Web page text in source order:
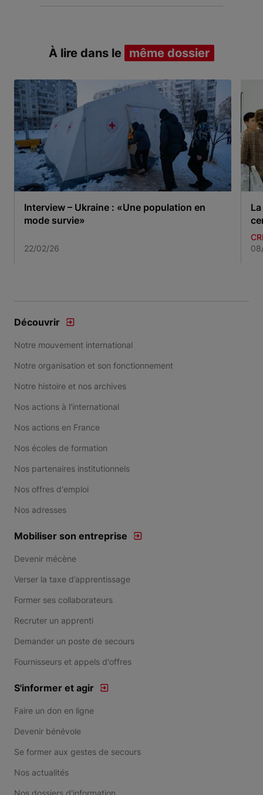
À lire dans le même dossier
Interview – Ukraine : «Une population en
mode survie»
22/02/26
Découvrir
Notre mouvement international
Notre organisation et son fonctionnement
Notre histoire et nos archives
Nos actions à l'international
Nos actions en France
Nos écoles de formation
Nos partenaires institutionnels
Nos offres d'emploi
Nos adresses
Mobiliser son entreprise
Devenir mécène
Verser la taxe d’apprentissage
Former ses collaborateurs
Recruter un apprenti
Demander un poste de secours
Fournisseurs et appels d'offres
S'informer et agir
Faire un don en ligne
Devenir bénévole
Se former aux gestes de secours
Nos actualités